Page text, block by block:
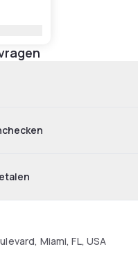
Miami, FL, USA